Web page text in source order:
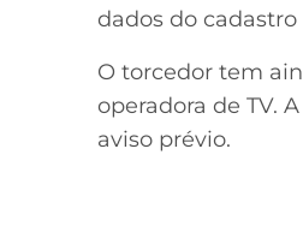
dados do cadastro
O torcedor tem
operadora de TV.
aviso prévio.